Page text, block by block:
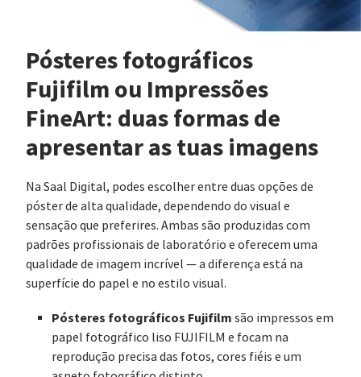
Pósteres fotográficos
Fujifilm ou Impressões
FineArt: duas formas de
apresentar as tuas imagens
Na Saal Digital, podes escolher entre duas opções de
póster de alta qualidade, dependendo do visual e
sensação que preferires. Ambas são produzidas com
padrões profissionais de laboratório e oferecem uma
qualidade de imagem incrível — a diferença está na
superfície do papel e no estilo visual.
Pósteres fotográficos Fujifilm são impressos em
papel fotográfico liso FUJIFILM e focam na
reprodução precisa das fotos, cores fiéis e um